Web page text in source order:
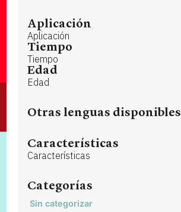
Aplicación
Aplicación
Tiempo
Tiempo
Edad
Edad
Otras lenguas disponibles
Características
Características
Categorías
Sin categorizar